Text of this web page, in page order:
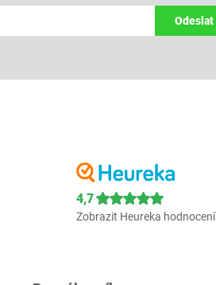
Odeslat
4,7
Zobrazit Heureka hodnocení